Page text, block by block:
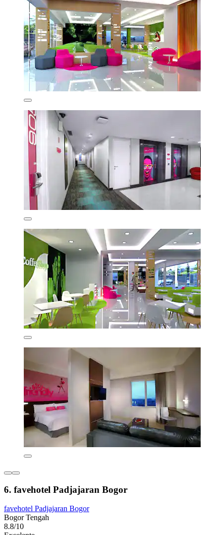
6. favehotel Padjajaran Bogor
favehotel Padjajaran Bogor
Bogor Tengah
8.8/10